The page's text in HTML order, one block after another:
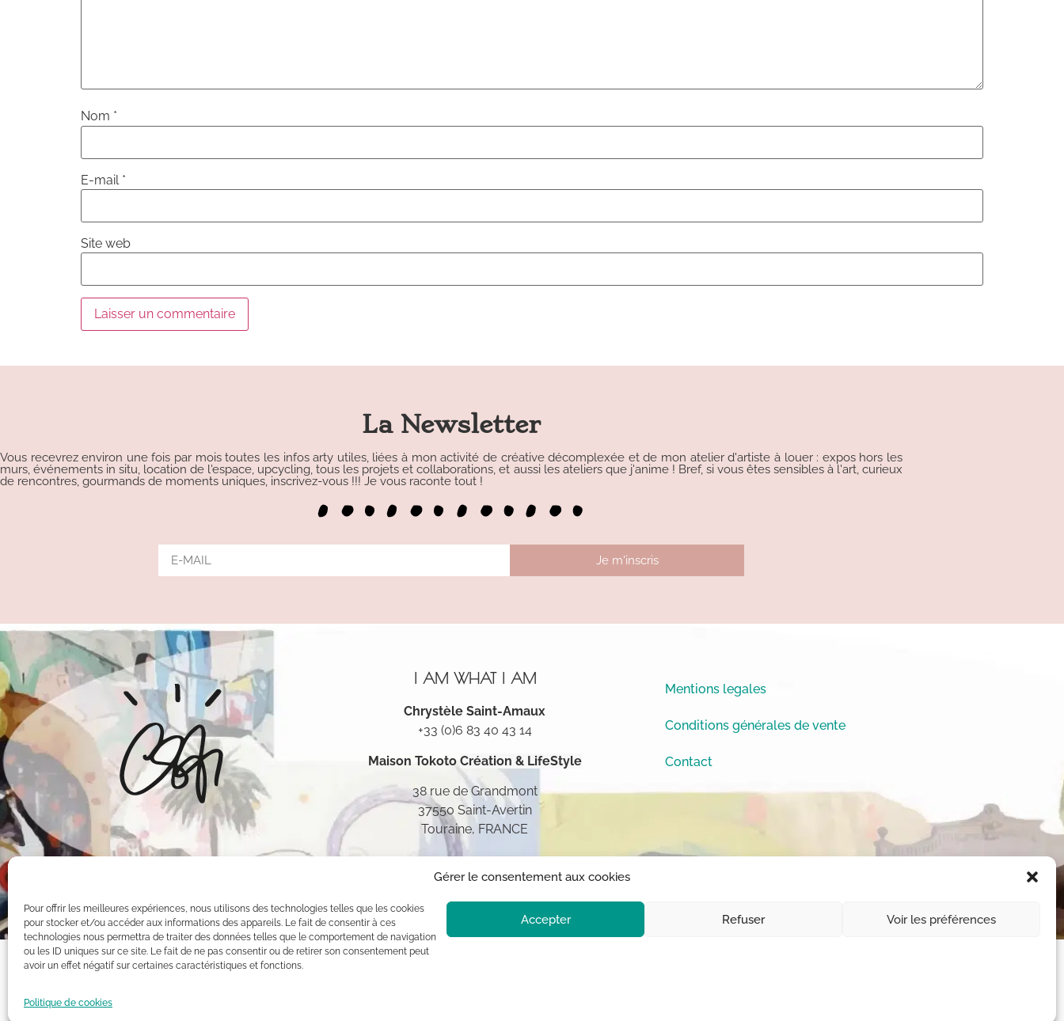
Gérer le consentement aux cookies
Pour offrir les meilleures expériences, nous utilisons des technologies telles que les cookies
pour stocker et/ou accéder aux informations des appareils. Le fait de consentir à ces
technologies nous permettra de traiter des données telles que le comportement de navigation
ou les ID uniques sur ce site. Le fait de ne pas consentir ou de retirer son consentement peut
avoir un effet négatif sur certaines caractéristiques et fonctions.
Accepter Refuser Voir les préférences
Politique de cookies
Nom *
E-mail *
Site web
La Newsletter
Vous recevrez environ une fois par mois toutes les infos arty utiles, liées à mon activité de créative décomplexée et de mon atelier d'artiste à louer : expos hors les
murs, événements in situ, location de l'espace, upcycling, tous les projets et collaborations, et aussi les ateliers que j'anime ! Bref, si vous êtes sensibles à l'art, curieux
de rencontres, gourmands de moments uniques, inscrivez-vous !!! Je vous raconte tout !
Je m'inscris
I AM WHAT I AM
Chrystèle Saint-Amaux
+33 (0)6 83 40 43 14
Maison Tokoto Création & LifeStyle
38 rue de Grandmont
37550 Saint-Avertin
Touraine, FRANCE
Mentions legales
Conditions générales de vente
Contact
Toutes les oeuvres présentées sur ce site appartiennent exclusivement à l’auteur (sauf mention contraire) aux termes des articles L 111-1 et L112-1 du code de la Propriété